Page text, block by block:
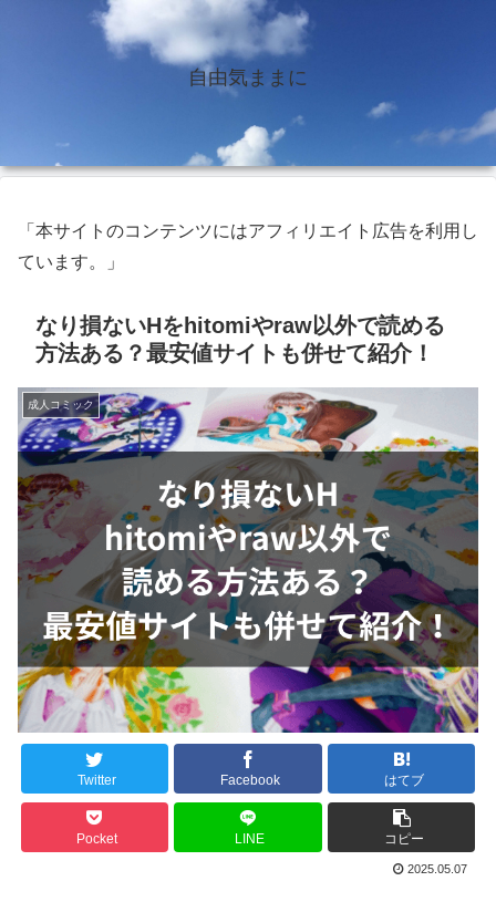
自由気ままに
「本サイトのコンテンツにはアフィリエイト広告を利用し
ています。」
なり損ないHをhitomiやraw以外で読める
方法ある？最安値サイトも併せて紹介！
成人コミック
Twitter Facebook はてブ
Pocket LINE コピー
2025.05.07